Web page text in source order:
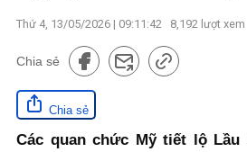
Thứ 4, 13/05/2026 | 09:11:42 8,192 lượt xem
Chia sẻ
Chia sẻ
Các quan chức Mỹ tiết lộ Lầu